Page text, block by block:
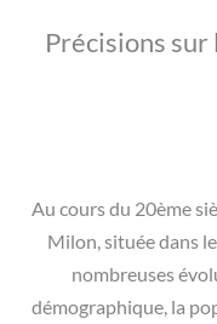
Précisions
Au cours du 20ème
Milon, située dans
nombreuses
démographique, la